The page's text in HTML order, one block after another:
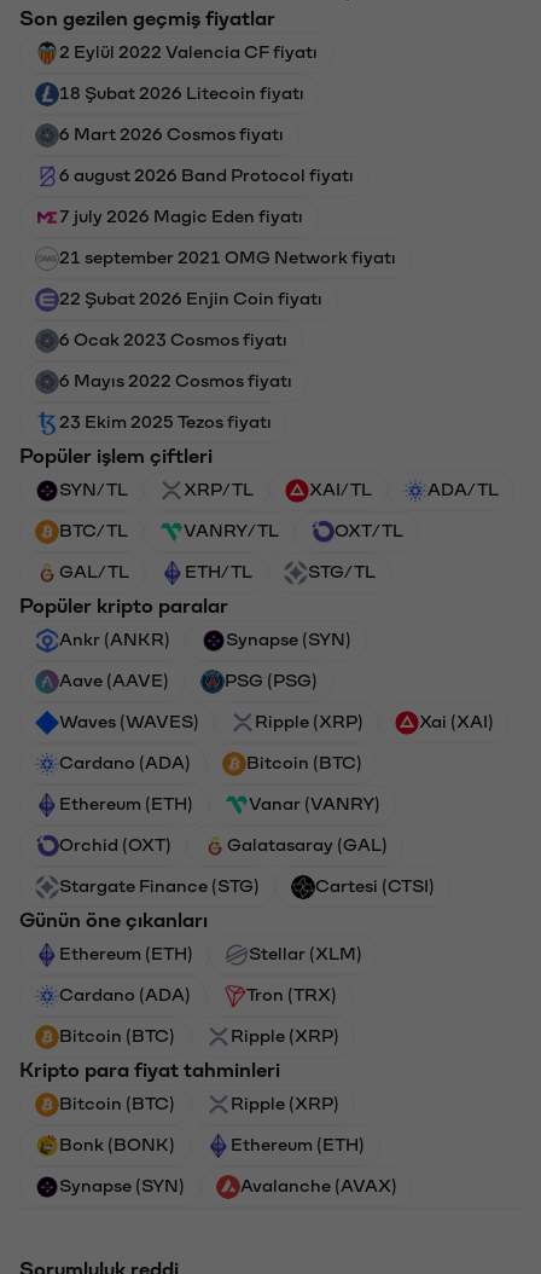
Son gezilen geçmiş fiyatlar
2 Eylül 2022 Valencia CF fiyatı
18 Şubat 2026 Litecoin fiyatı
6 Mart 2026 Cosmos fiyatı
6 august 2026 Band Protocol fiyatı
7 july 2026 Magic Eden fiyatı
21 september 2021 OMG Network fiyatı
22 Şubat 2026 Enjin Coin fiyatı
6 Ocak 2023 Cosmos fiyatı
6 Mayıs 2022 Cosmos fiyatı
23 Ekim 2025 Tezos fiyatı
Popüler işlem çiftleri
SYN/TL XRP/TL XAI/TL ADA/TL
BTC/TL VANRY/TL OXT/TL
GAL/TL ETH/TL STG/TL
Popüler kripto paralar
Ankr (ANKR) Synapse (SYN)
Aave (AAVE) PSG (PSG)
Waves (WAVES) Ripple (XRP) Xai (XAI)
Cardano (ADA) Bitcoin (BTC)
Ethereum (ETH) Vanar (VANRY)
Orchid (OXT) Galatasaray (GAL)
Stargate Finance (STG) Cartesi (CTSI)
Günün öne çıkanları
Ethereum (ETH) Stellar (XLM)
Cardano (ADA) Tron (TRX)
Bitcoin (BTC) Ripple (XRP)
Kripto para fiyat tahminleri
Bitcoin (BTC) Ripple (XRP)
Bonk (BONK) Ethereum (ETH)
Synapse (SYN) Avalanche (AVAX)
Sorumluluk reddi